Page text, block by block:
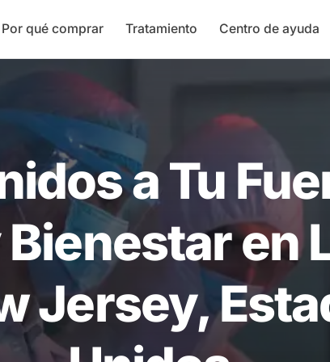
Por qué comprar Tratamiento Centro de ayuda
a Tu
Bienestar en
Jersey,